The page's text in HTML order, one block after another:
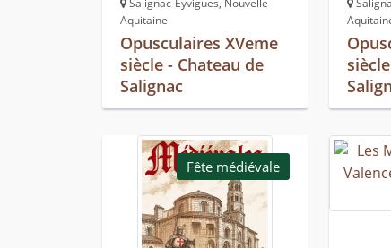
Salignac-Eyvigues, Nouvelle-
Aquitaine
Opusculaires XVeme
siècle - Chateau de
Salignac
Fête médiévale